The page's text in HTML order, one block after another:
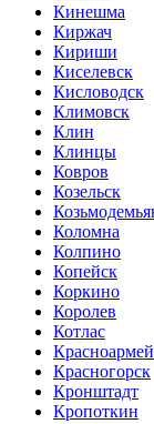
Кинешма
Киржач
Кириши
Киселевск
Кисловодск
Климовск
Клин
Клинцы
Ковров
Козельск
Коломна
Колпино
Копейск
Коркино
Королев
Котлас
Красногорск
Кронштадт
Кропоткин